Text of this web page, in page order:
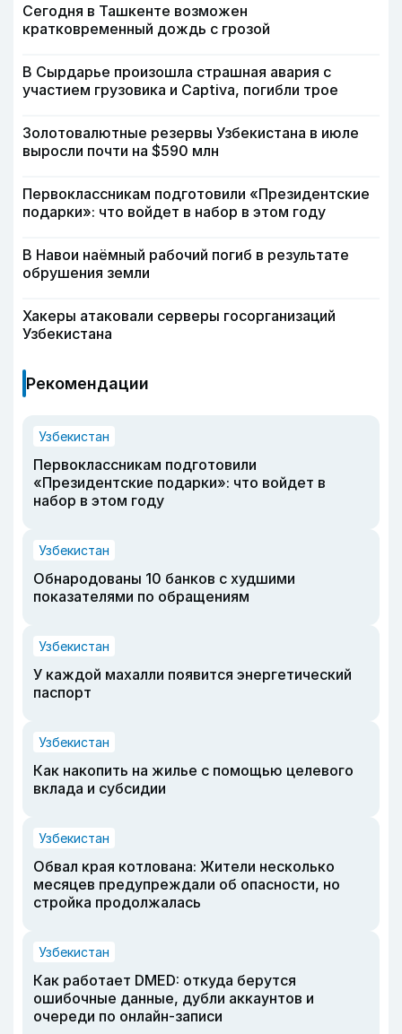
Сегодня в Ташкенте возможен
кратковременный дождь с грозой
В Сырдарье произошла страшная авария с
участием грузовика и Captiva, погибли трое
Золотовалютные резервы Узбекистана в июле
выросли почти на $590 млн
Первоклассникам подготовили «Президентские
подарки»: что войдет в набор в этом году
В Навои наёмный рабочий погиб в результате
обрушения земли
Хакеры атаковали серверы госорганизаций
Узбекистана
Рекомендации
Узбекистан
Первоклассникам подготовили
«Президентские подарки»: что войдет в
набор в этом году
Узбекистан
Обнародованы 10 банков с худшими
показателями по обращениям
Узбекистан
У каждой махалли появится энергетический
паспорт
Узбекистан
Как накопить на жилье с помощью целевого
вклада и субсидии
Узбекистан
Обвал края котлована: Жители несколько
месяцев предупреждали об опасности, но
стройка продолжалась
Узбекистан
Как работает DMED: откуда берутся
ошибочные данные, дубли аккаунтов и
очереди по онлайн-записи